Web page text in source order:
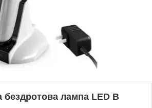
бездротова лампа LED B